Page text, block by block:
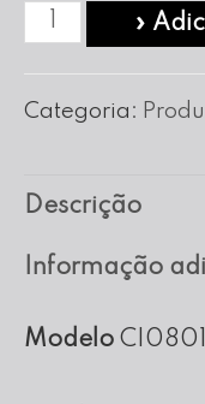
Quantidade
Cincho
C/Furos
em
nº
»
Categoria:
Descrição
Informação
Modelo CI0801